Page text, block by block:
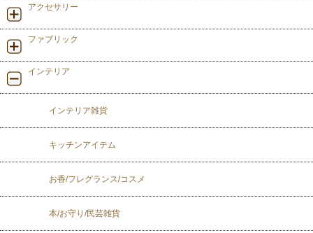
アクセサリー
ファブリック
インテリア
インテリア雑貨
キッチンアイテム
お香/フレグランス/コスメ
本/お守り/民芸雑貨